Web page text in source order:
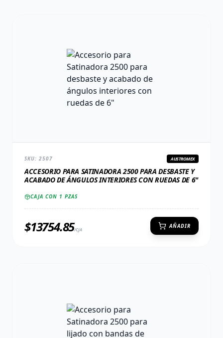
SKU: 2507 AUSTROMEX
ACCESORIO PARA SATINADORA 2500 PARA DESBASTE Y
ACABADO DE ÁNGULOS INTERIORES CON RUEDAS DE 6"
CAJA CON 1 PZAS
$13754.85/CJA
AÑADIR